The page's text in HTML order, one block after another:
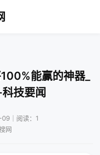
能赢的神器_
技要闻
｜阅读：1
网